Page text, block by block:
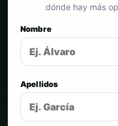
dónde hay más
Nombre
Apellidos